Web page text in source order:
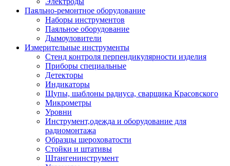
Паяльно-ремонтное оборудование
Наборы инструментов
Паяльное оборудование
Дымоуловители
Измерительные инструменты
Стенд контроля перпендикулярности изделия
Приборы специальные
Детекторы
Индикаторы
Щупы, шаблоны радиуса, сварщика Красовского
Микрометры
Уровни
Инструмент,одежда и оборудование для
радиомонтажа
Образцы шероховатости
Стойки и штативы
Штангенинструмент